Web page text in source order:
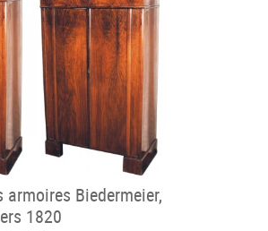
armoires Biedermeier,
1820